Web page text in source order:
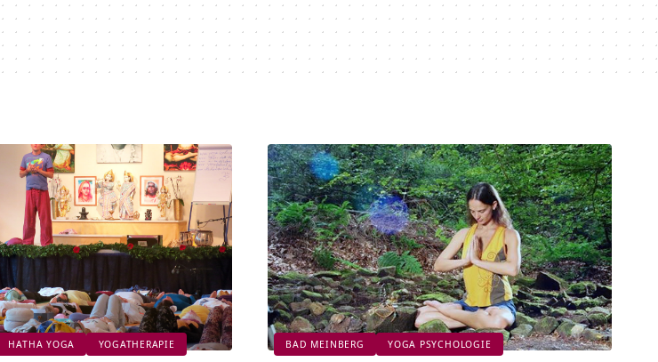
HATHA YOGA YOGATHERAPIE BAD MEINBERG YOGA PSYCHOLOGIE